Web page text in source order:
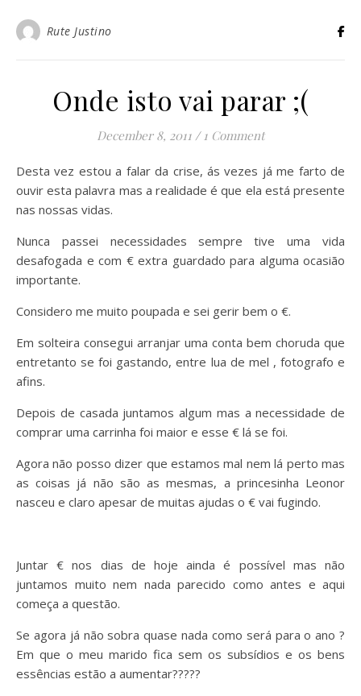
Rute Justino
Onde isto vai parar ;(
December 8, 2011 / 1 Comment
Desta vez estou a falar da crise, ás vezes já me farto de
ouvir esta palavra mas a realidade é que ela está presente
nas nossas vidas.
Nunca passei necessidades sempre tive uma vida
desafogada e com € extra guardado para alguma ocasião
importante.
Considero me muito poupada e sei gerir bem o €.
Em solteira consegui arranjar uma conta bem choruda que
entretanto se foi gastando, entre lua de mel , fotografo e
afins.
Depois de casada juntamos algum mas a necessidade de
comprar uma carrinha foi maior e esse € lá se foi.
Agora não posso dizer que estamos mal nem lá perto mas
as coisas já não são as mesmas, a princesinha Leonor
nasceu e claro apesar de muitas ajudas o € vai fugindo.
Juntar € nos dias de hoje ainda é possível mas não
juntamos muito nem nada parecido como antes e aqui
começa a questão.
Se agora já não sobra quase nada como será para o ano ?
Em que o meu marido fica sem os subsídios e os bens
essências estão a aumentar?????